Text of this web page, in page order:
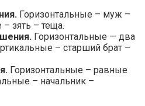
Горизонтальные – муж –
зять – теща.
Горизонтальные — два
– старший брат –
Горизонтальные – равные
– начальник –